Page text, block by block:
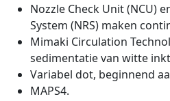
Nozzle Check Unit (NCU)
System (NRS) maken
Mimaki Circulation
sedimentatie van witte
Variabel dot, beginnend
MAPS4.